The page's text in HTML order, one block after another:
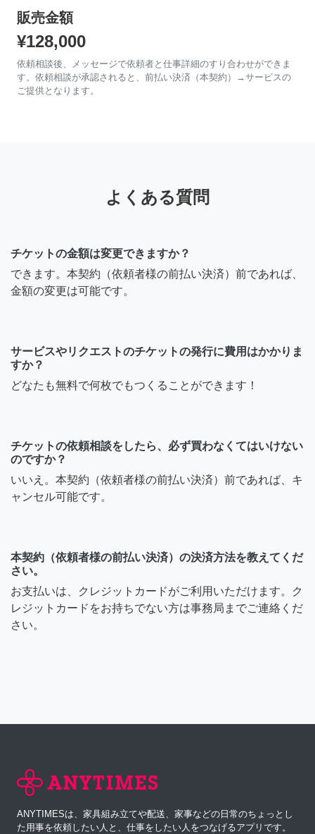
販売金額
¥128,000
依頼相談後、メッセージで依頼者と仕事詳細のすり合わせができま
す。依頼相談が承認されると、前払い決済（本契約）→サービスの
ご提供となります。
よくある質問
チケットの金額は変更できますか？
できます。本契約（依頼者様の前払い決済）前であれば、
金額の変更は可能です。
サービスやリクエストのチケットの発行に費用はかかりま
すか？
どなたも無料で何枚でもつくることができます！
チケットの依頼相談をしたら、必ず買わなくてはいけない
のですか？
いいえ。本契約（依頼者様の前払い決済）前であれば、キ
ャンセル可能です。
本契約（依頼者様の前払い決済）の決済方法を教えてくだ
さい。
お支払いは、クレジットカードがご利用いただけます。ク
レジットカードをお持ちでない方は事務局までご連絡くだ
さい。
ANYTIMESは、家具組み立てや配送、家事などの日常のちょっとし
た用事を依頼したい人と、仕事をしたい人をつなげるアプリです。